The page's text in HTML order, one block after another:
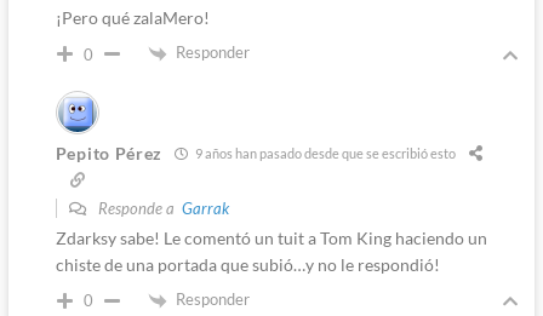
¡Pero qué zalaMero!
0 Responder
Pepito Pérez 9 años han pasado desde que se escribió esto
Responde a Garrak
Zdarksy sabe! Le comentó un tuit a Tom King haciendo un
chiste de una portada que subió…y no le respondió!
0 Responder